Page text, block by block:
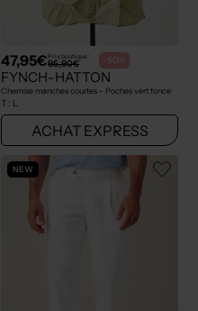
47,95€Prix boutique :
95,90€ -50%
FYNCH-HATTON
Chemise manches courtes - Poches vert fonce
T : L
ACHAT EXPRESS
NEW